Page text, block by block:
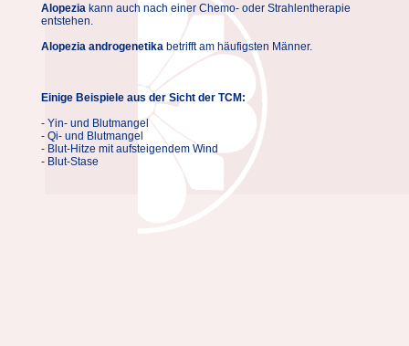
Alopeziakann auch nach einer Chemo- oder Strahlentherapie
entstehen.
Alopezia androgenetikabetrifft am häufigsten Männer.
Einige Beispiele aus der Sicht der TCM:
- Yin- und Blutmangel
- Qi- und Blutmangel
- Blut-Hitze mit aufsteigendem Wind
- Blut-Stase